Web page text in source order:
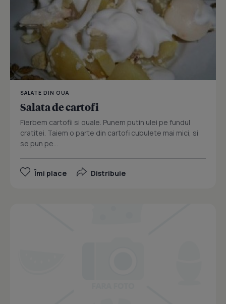
SALATE DIN OUA
Salata de cartofi
Fierbem cartofii si ouale. Punem putin ulei pe fundul
cratitei. Taiem o parte din cartofi cubulete mai mici, si
se pun pe...
Îmi place Distribuie